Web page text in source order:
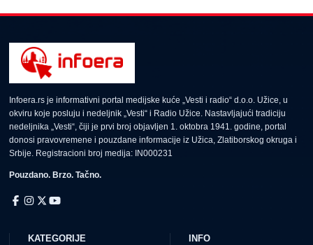
Infoera.rs je informativni portal medijske kuće „Vesti i radio“ d.o.o. Užice, u
okviru koje posluju i nedeljnik „Vesti“ i Radio Užice. Nastavljajući tradiciju
nedeljnika „Vesti“, čiji je prvi broj objavljen 1. oktobra 1941. godine, portal
donosi pravovremene i pouzdane informacije iz Užica, Zlatiborskog okruga i
Srbije. Registracioni broj medija: IN000231
Pouzdano. Brzo. Tačno.
KATEGORIJE INFO